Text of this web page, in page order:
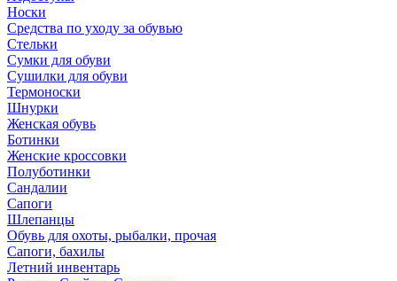
Носки
Средства по уходу за обувью
Стельки
Сумки для обуви
Сушилки для обуви
Термоноски
Шнурки
Женская обувь
Ботинки
Женские кроссовки
Полуботинки
Сандалии
Сапоги
Шлепанцы
Обувь для охоты, рыбалки, прочая
Сапоги, бахилы
Летний инвентарь